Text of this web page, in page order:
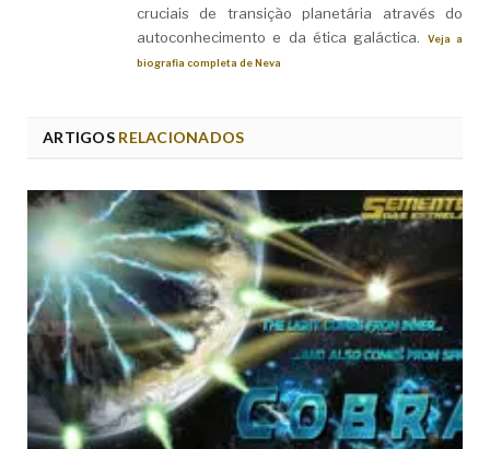
cruciais de transição planetária através do
autoconhecimento e da ética galáctica.
Veja a
biografia completa de Neva
ARTIGOSRELACIONADOS